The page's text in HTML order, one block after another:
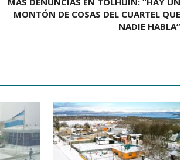
MONTÓN DE COSAS DEL CUARTEL QUE
NADIE HABLA”